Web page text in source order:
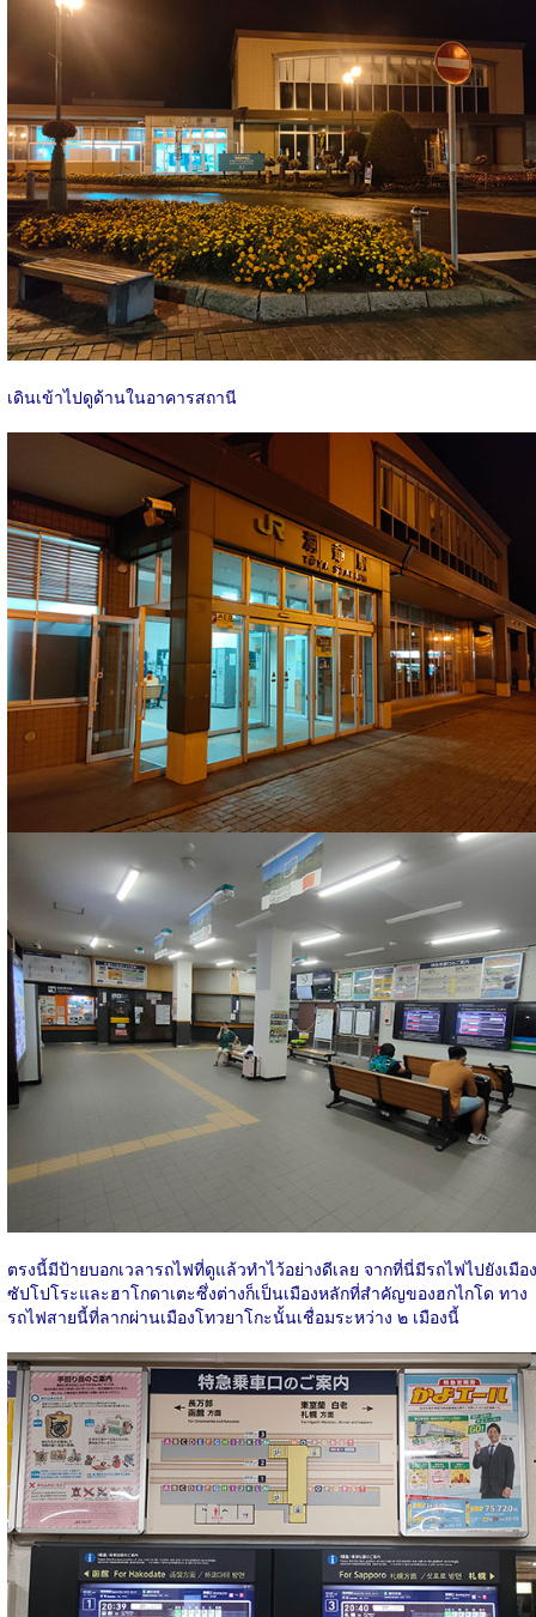
เดินเข้าไปดูด้านในอาคารสถานี
ตรงนี้มีป้ายบอกเวลารถไฟที่ดูแล้วทำไว้อย่างดีเลย จากที่นี่มีรถไฟไปยังเมือง
ซัปโปโระและฮาโกดาเตะซึ่งต่างก็เป็นเมืองหลักที่สำคัญของฮกไกโด ทาง
รถไฟสายนี้ที่ลากผ่านเมืองโทวยาโกะนั้นเชื่อมระหว่าง ๒ เมืองนี้